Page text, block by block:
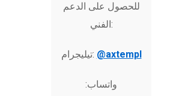
للحصول على الدعم
الفني:
تيليجرام: @axtempl
واتساب: